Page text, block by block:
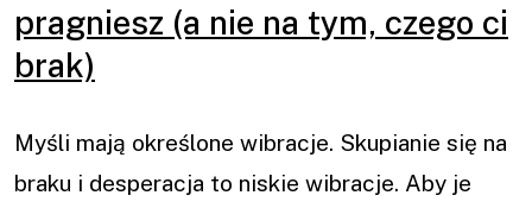
pragniesz (a nie na tym, czego ci
brak)
Myśli mają określone wibracje. Skupianie się na
braku i desperacja to niskie wibracje. Aby je